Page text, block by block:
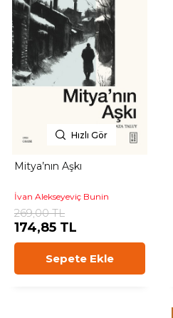
Hızlı Gör
Mitya’nın Aşkı
İvan Alekseyeviç Bunin
269,00 TL
174,85 TL
Sepete Ekle